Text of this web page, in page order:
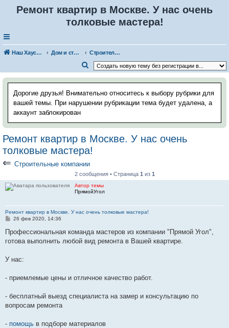
Ремонт квартир в Москве. У нас очень
толковые мастера!
Наш Хаус-форум Дом и стройка
Строительные компании
о
с
Дорогие друзья! Внимательно относитесь к выбору рубрики для
вашей темы. При нарушении рубрикации тема будет удалена, а
аккаунт заблокирован
Ремонт квартир в Москве. У нас очень
толковые мастера!
⇐ Строительные компании
2 сообщения • Страница 1 из 1
Автор темы
ПрямойУгол
Ремонт квартир в Москве. У нас очень толковые мастера!
С
о
щ
и
26 фев 2020, 14:36
Профессиональная команда мастеров из компании "Прямой Угол",
готова выполнить любой вид ремонта в Вашей квартире.
У нас:
- приемлемые цены и отличное качество работ.
- бесплатный выезд специалиста на замер и консультацию по
вопросам ремонта
- помощь в подборе материалов